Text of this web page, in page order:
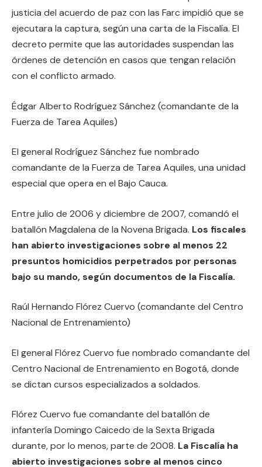
justicia del acuerdo de paz con las Farc impidió que se
ejecutara la captura, según una carta de la Fiscalía. El
decreto permite que las autoridades suspendan las
órdenes de detención en casos que tengan relación
con el conflicto armado.
Édgar Alberto Rodríguez Sánchez (comandante de la
Fuerza de Tarea Aquiles)
El general Rodríguez Sánchez fue nombrado
comandante de la Fuerza de Tarea Aquiles, una unidad
especial que opera en el Bajo Cauca.
Entre julio de 2006 y diciembre de 2007, comandó el
batallón Magdalena de la Novena Brigada. Los fiscales
han abierto investigaciones sobre al menos 22
presuntos homicidios perpetrados por personas
bajo su mando, según documentos de la Fiscalía.
Raúl Hernando Flórez Cuervo (comandante del Centro
Nacional de Entrenamiento)
El general Flórez Cuervo fue nombrado comandante del
Centro Nacional de Entrenamiento en Bogotá, donde
se dictan cursos especializados a soldados.
Flórez Cuervo fue comandante del batallón de
infantería Domingo Caicedo de la Sexta Brigada
durante, por lo menos, parte de 2008. La Fiscalía ha
abierto investigaciones sobre al menos cinco